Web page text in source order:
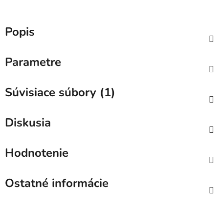
Popis
Parametre
Súvisiace súbory (1)
Diskusia
Hodnotenie
Ostatné informácie